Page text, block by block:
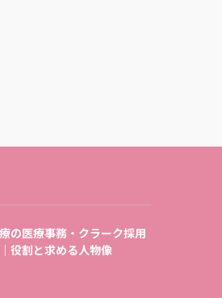
の医療事務・クラーク採用
役割と求める人物像